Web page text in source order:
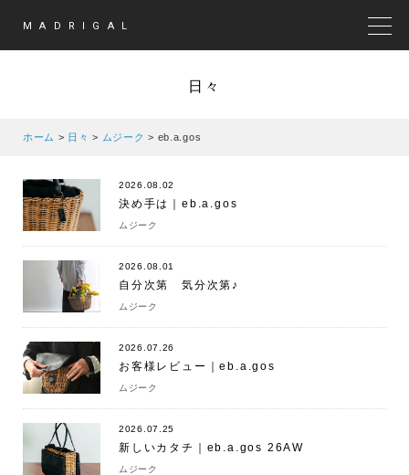
MADRIGAL
日々
ホーム > 日々 > ムジーク > eb.a.gos
2026.08.02
決め手は｜eb.a.gos
ムジーク
2026.08.01
自分次第 気分次第♪
ムジーク
2026.07.26
お客様レビュー｜eb.a.gos
ムジーク
2026.07.25
新しいカタチ｜eb.a.gos 26AW
ムジーク